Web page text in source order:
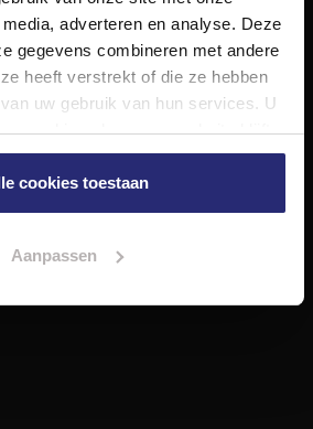
adverteren en analyse. Deze
gegevens combineren met andere
heeft verstrekt of die ze hebben
uw gebruik van hun services. U
cookies als u onze website blijft
cookies toestaan
Aanpassen
over